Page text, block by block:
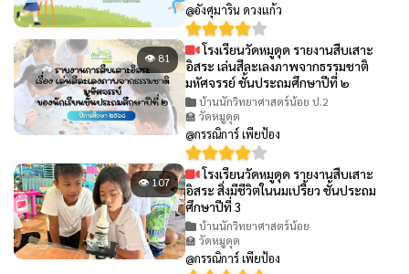
@อังศุมาริน ดวงแก้ว
👁 81
โรงเรียนวัดหมูดุด รายงานสืบเสาะ
อิสระ เล่นสีละเลงภาพจากธรรมชาติ
มหัศจรรย์ ชั้นประถมศึกษาปีที่ ๒
บ้านนักวิทยาศาสตร์น้อย ป.2
🏫 วัดหมูดุด
@กรรณิการ์ เพียป้อง
👁 107
โรงเรียนวัดหมูดุด รายงานสืบเสาะ
อิสระ สิ่งมีชีวิตในนมเปรี้ยว ชั้นประถม
ศึกษาปีที่ 3
บ้านนักวิทยาศาสตร์น้อย
🏫 วัดหมูดุด
@กรรณิการ์ เพียป้อง